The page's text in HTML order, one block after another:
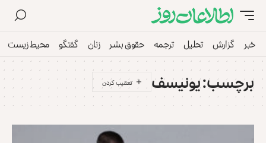
خبر گزارش تحلیل ترجمه حقوق بشر زنان گفتگو محیط زیست
برچسب:یونیسف